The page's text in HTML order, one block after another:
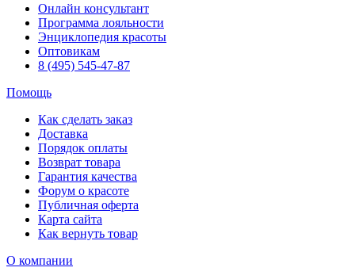
Онлайн консультант
Программа лояльности
Энциклопедия красоты
Оптовикам
8 (495) 545-47-87
Помощь
Как сделать заказ
Доставка
Порядок оплаты
Возврат товара
Гарантия качества
Форум о красоте
Публичная оферта
Карта сайта
Как вернуть товар
О компании